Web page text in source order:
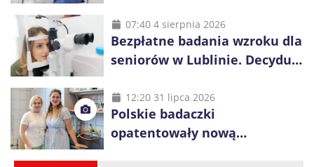
pacjentów z kraju i zagranicy
07:40 4 sierpnia 2026
Bezpłatne badania wzroku dla
seniorów w Lublinie. Decyduje
12:20 31 lipca 2026
Polskie badaczki
opatentowały nową